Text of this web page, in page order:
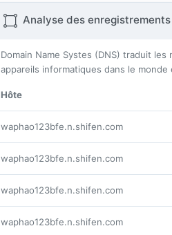
Analyse des enregistrements
Domain Name Systes (DNS) traduit
appareils informatiques dans le
Hôte
waphao123bfe.n.shifen.com
waphao123bfe.n.shifen.com
waphao123bfe.n.shifen.com
waphao123bfe.n.shifen.com